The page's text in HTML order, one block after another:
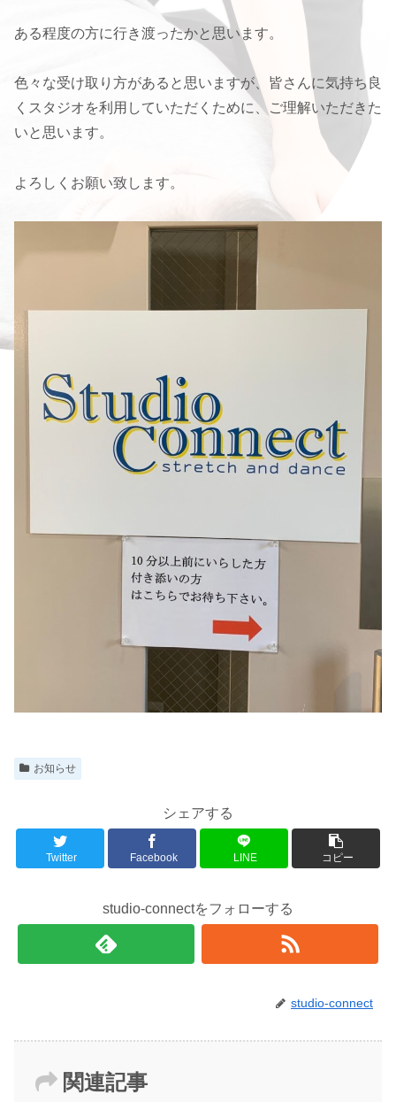
ある程度の方に行き渡ったかと思います。
色々な受け取り方があると思いますが、皆さんに気持ち良
くスタジオを利用していただくために、ご理解いただきた
いと思います。
よろしくお願い致します。
お知らせ
シェアする
Twitter Facebook LINE コピー
studio-connectをフォローする
studio-connect
関連記事